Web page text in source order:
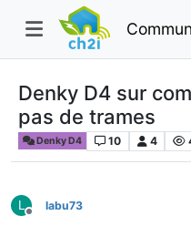
Denky D4 sur
pas de trames
Denky D4 10 4
L
Offline
labu73